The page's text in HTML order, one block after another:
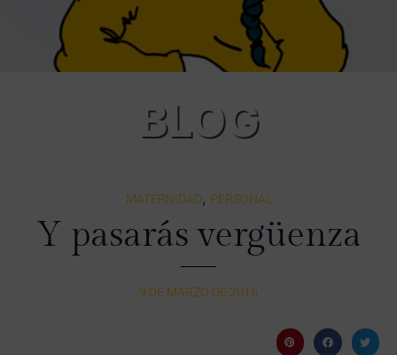
BLOG
MATERNIDAD, PERSONAL
Y pasarás vergüenza
9 DE MARZO DE 2016